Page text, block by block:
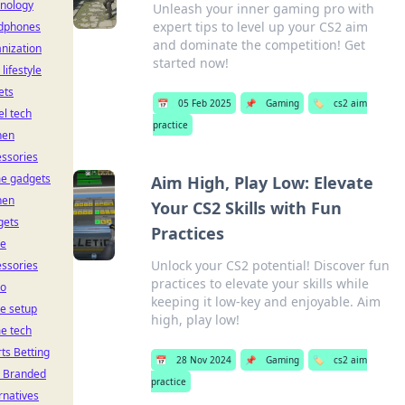
Unleash your inner gaming pro with
expert tips to level up your CS2 aim
and dominate the competition! Get
started now!
📅 05 Feb 2025 📌 Gaming 🏷️
cs2 aim
practice
Aim High, Play Low: Elevate
Your CS2 Skills with Fun
Practices
Unlock your CS2 potential! Discover fun
practices to elevate your skills while
keeping it low-key and enjoyable. Aim
high, play low!
📅 28 Nov 2024 📌 Gaming 🏷️
cs2 aim
practice
lifestyle
tech
gadgets
setup
tech
Betting
Branded